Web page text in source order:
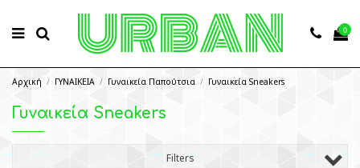
0
Αρχική ΓΥΝΑΙΚΕΙΑ Γυναικεία Παπούτσια Γυναικεία Sneakers
Γυναικεία Sneakers
Filters